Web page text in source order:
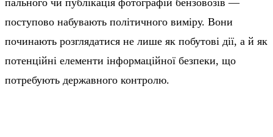
поступово набувають політичного виміру. Вони
починають розглядатися не лише як побутові дії, а й як
потенційні елементи інформаційної безпеки, що
потребують державного контролю.